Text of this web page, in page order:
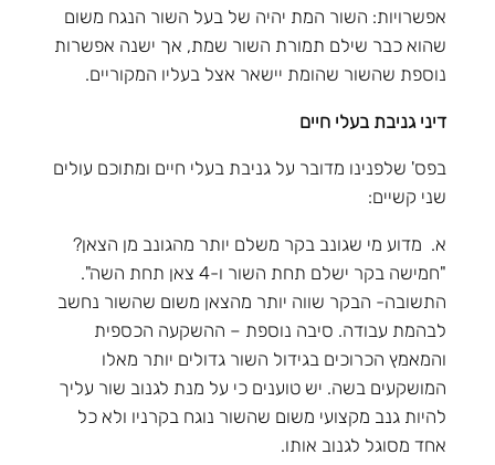
אפשרויות: השור המת יהיה של בעל השור הנגח משום
שהוא כבר שילם תמורת השור שמת, אך ישנה אפשרות
נוספת שהשור שהומת יישאר אצל בעליו המקוריים.
דיני גניבת בעלי חיים
בפס' שלפנינו מדובר על גניבת בעלי חיים ומתוכם עולים
שני קשיים:
א. מדוע מי שגונב בקר משלם יותר מהגונב מן הצאן?
"חמישה בקר ישלם תחת השור ו-4 צאן תחת השה".
התשובה- הבקר שווה יותר מהצאן משום שהשור נחשב
לבהמת עבודה. סיבה נוספת – ההשקעה הכספית
והמאמץ הכרוכים בגידול השור גדולים יותר מאלו
המושקעים בשה. יש טוענים כי על מנת לגנוב שור עליך
להיות גנב מקצועי משום שהשור נוגח בקרניו ולא כל
אחד מסוגל לגנוב אותו.